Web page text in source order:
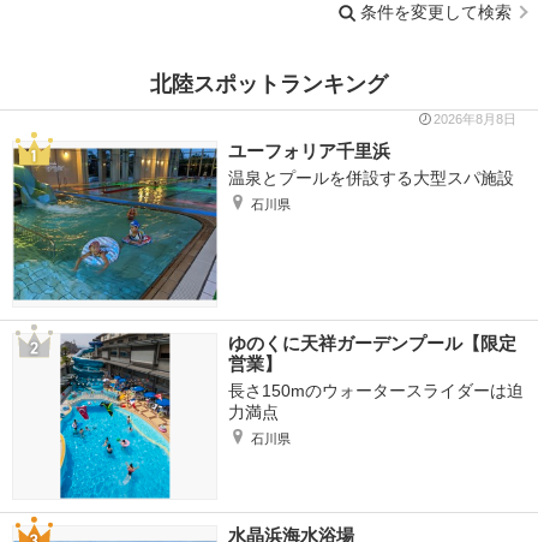
条件を変更して検索
北陸スポットランキング
2026年8月8日
ユーフォリア千里浜
温泉とプールを併設する大型スパ施設
石川県
ゆのくに天祥ガーデンプール【限定
営業】
長さ150mのウォータースライダーは迫
力満点
石川県
水晶浜海水浴場